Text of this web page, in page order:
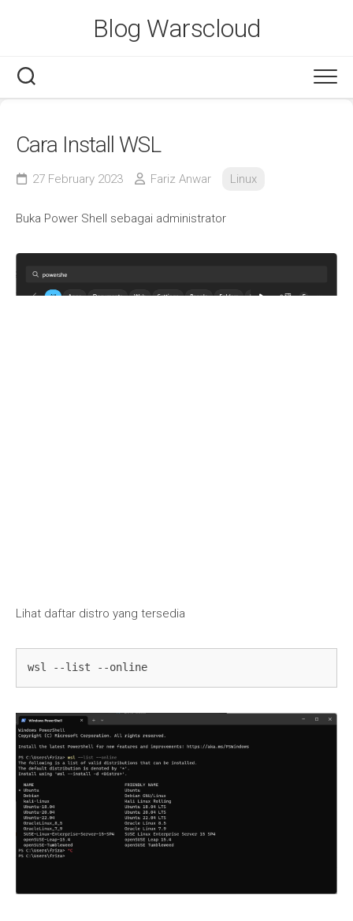
Blog Warscloud
Cara Install WSL
27 February 2023 Fariz Anwar Linux
Buka Power Shell sebagai administrator
Lihat daftar distro yang tersedia
wsl --list --online